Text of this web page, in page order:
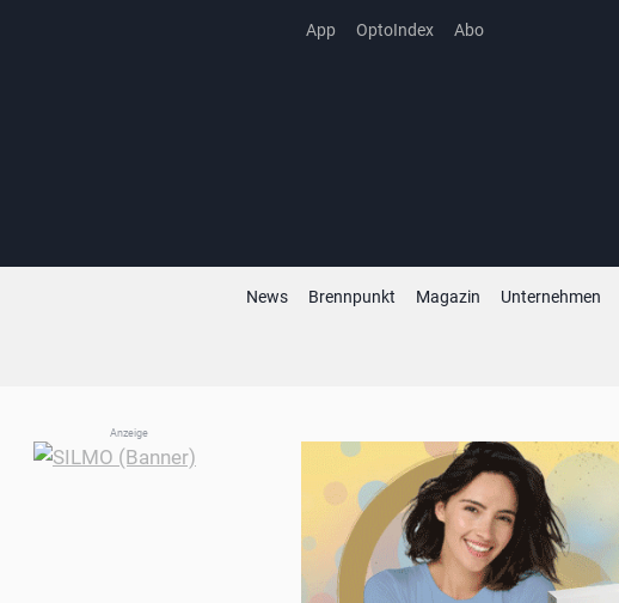
App OptoIndex Abo
News Brennpunkt Magazin Unternehmen
Anzeige